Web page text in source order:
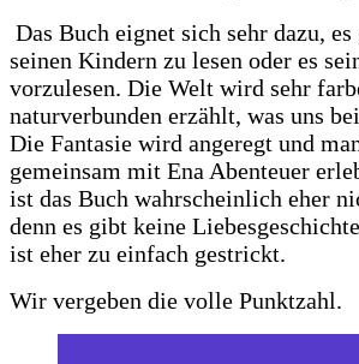
Das Buch eignet sich sehr dazu,
seinen Kindern zu lesen oder es
vorzulesen. Die Welt wird sehr
naturverbunden erzählt, was uns
Die Fantasie wird angeregt und
gemeinsam mit Ena Abenteuer
ist das Buch wahrscheinlich eher
denn es gibt keine
ist eher zu einfach gestrickt.
Wir vergeben die volle Punktzahl.